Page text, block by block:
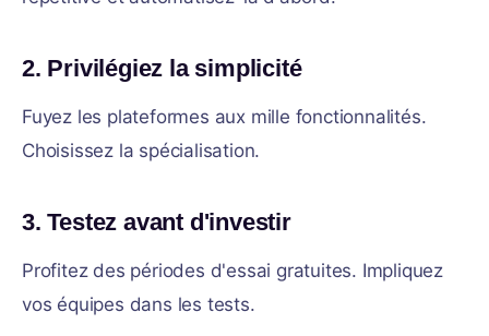
2. Privilégiez la simplicité
Fuyez les plateformes aux mille fonctionnalités.
Choisissez la spécialisation.
3. Testez avant d'investir
Profitez des périodes d'essai gratuites. Impliquez
vos équipes dans les tests.